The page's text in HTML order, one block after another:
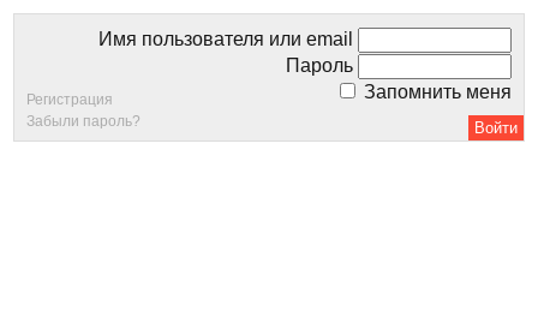
Имя пользователя или email
Пароль
Запомнить меня
Регистрация
Забыли пароль?